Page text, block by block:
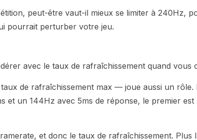
peut-être vaut-il mieux se limiter à 240Hz,
pourrait perturber votre jeu.
avec le taux de rafraîchissement quand vous
de rafraîchissement max — joue aussi un rôle.
et un 144Hz avec 5ms de réponse, le premier
et donc le taux de rafraîchissement. Plus